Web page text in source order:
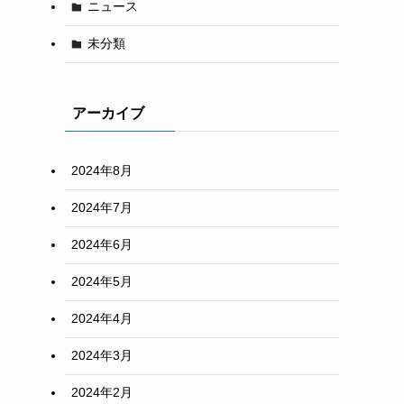
ニュース
未分類
アーカイブ
2024年8月
2024年7月
2024年6月
2024年5月
2024年4月
2024年3月
2024年2月